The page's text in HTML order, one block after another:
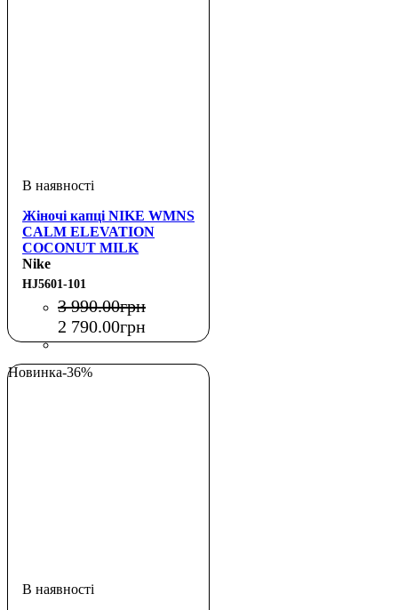
Жіночі капці NIKE WMNS
CALM ELEVATION
COCONUT MILK
Nike
HJ5601-101
3 990.00грн
2 790.00грн
Новинка-36%